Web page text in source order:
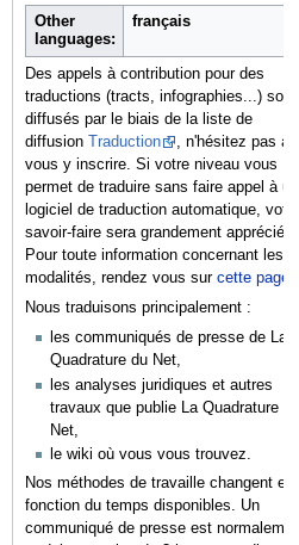
Other
languages:
français
Des appels à contribution pour des
traductions (tracts, infographies...) sont
diffusés par le biais de la liste de
diffusionTraduction
, n'hésitez pas à
vous y inscrire. Si votre niveau vous
permet de traduire sans faire appel à un
logiciel de traduction automatique,
savoir-faire sera grandement apprécié.
Pour toute information concernant les
modalités, rendez vous surcette page
Nous traduisons principalement :
les communiqués de presse de La
Quadrature du Net,
les analyses juridiques et autres
travaux que publie La Quadrature du
Net,
le wiki où vous vous trouvez.
Nos méthodes de travaille changent en
fonction du temps disponibles. Un
communiqué de presse est